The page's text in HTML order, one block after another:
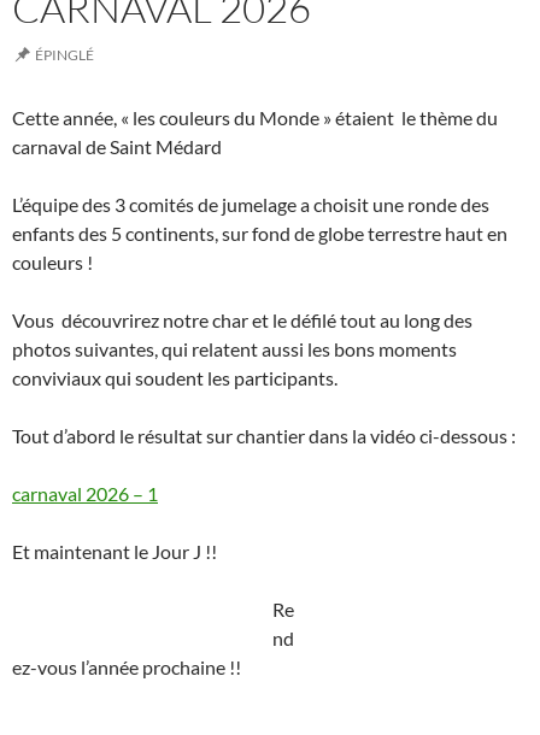
ÉPINGLÉ
Cette année, « les couleurs du Monde » étaient le thème du
carnaval de Saint Médard
L’équipe des 3 comités de jumelage a choisit une ronde des
enfants des 5 continents, sur fond de globe terrestre haut en
couleurs !
Vous découvrirez notre char et le défilé tout au long des
photos suivantes, qui relatent aussi les bons moments
conviviaux qui soudent les participants.
Tout d’abord le résultat sur chantier dans la vidéo ci-dessous :
carnaval 2026 – 1
Et maintenant le Jour J !!
Re
nd
ez-vous l’année prochaine !!